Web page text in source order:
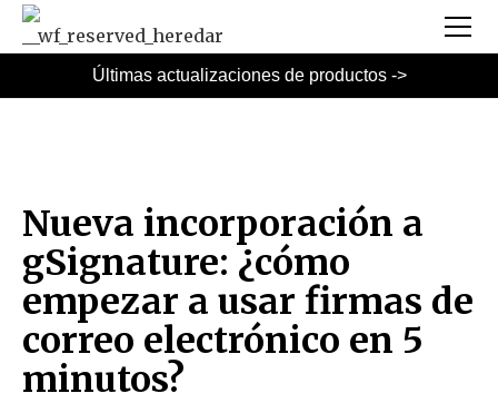
Últimas actualizaciones de productos ->
Nueva incorporación a
gSignature: ¿cómo
empezar a usar firmas de
correo electrónico en 5
minutos?